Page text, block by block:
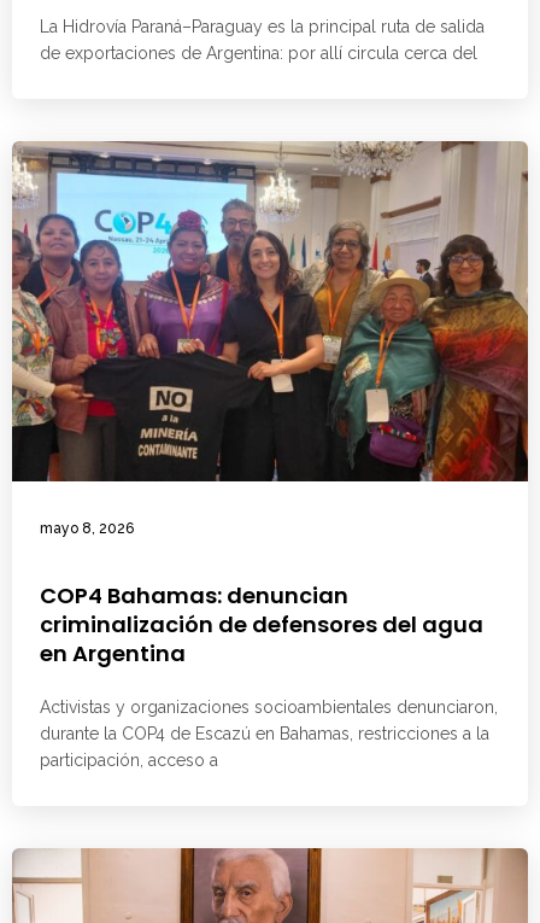
La Hidrovía Paraná–Paraguay es la principal ruta de salida
de exportaciones de Argentina: por allí circula cerca del
mayo 8, 2026
COP4 Bahamas: denuncian
criminalización de defensores del agua
en Argentina
Activistas y organizaciones socioambientales denunciaron,
durante la COP4 de Escazú en Bahamas, restricciones a la
participación, acceso a